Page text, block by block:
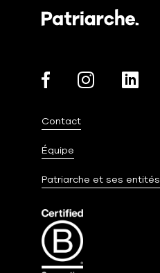
Contact
Équipe
Patriarche et ses entités